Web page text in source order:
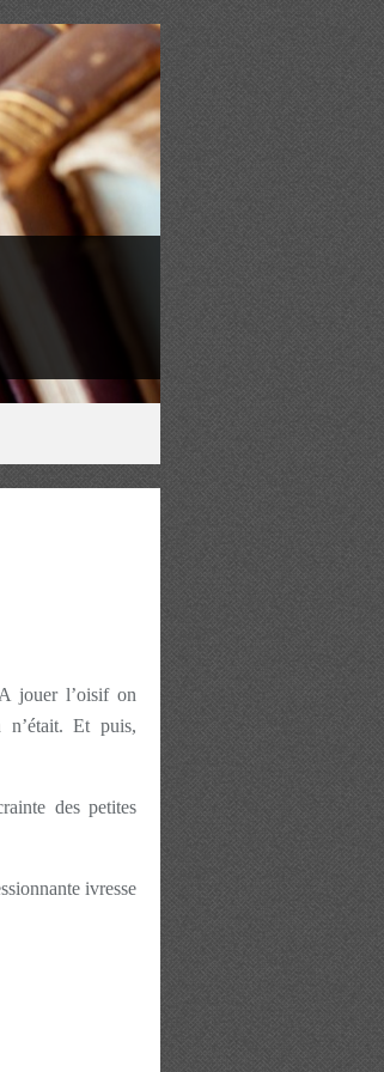
jouer l’oisif on
Et puis,
des petites
ivresse